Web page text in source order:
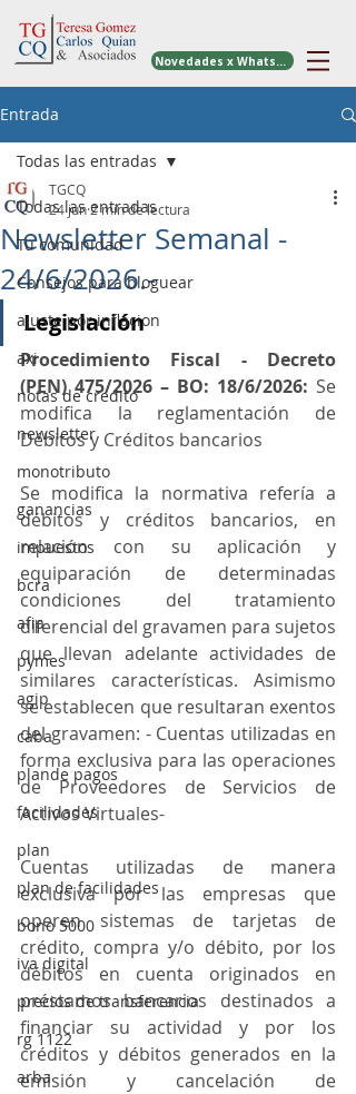
Novedades x WhatsApp
Entrada
Todas las entradas
Tu comunidad
Consejos para bloguear
ajuste por inflacion
axi
notas de credito
newsletter
monotributo
ganancias
impuestos
bcra
afip
pymes
agip
caba
plande pagos
facilidades
plan
plan de facilidades
bono 5000
iva digital
precios de transferencia
rg 1122
arba
Todas las entradas
Newsletter Semanal -
24/6/2026.-
TGCQ
24 jun2 min de lectura
Legislación
Procedimiento Fiscal - Decreto
(PEN) 475/2026 – BO: 18/6/2026: Se
modifica la reglamentación de
Débitos y Créditos bancarios
Se modifica la normativa refería a
débitos y créditos bancarios, en
relación con su aplicación y
equiparación de determinadas
condiciones del tratamiento
diferencial del gravamen para sujetos
que llevan adelante actividades de
similares características. Asimismo
se establecen que resultaran exentos
del gravamen: - Cuentas utilizadas en
forma exclusiva para las operaciones
de Proveedores de Servicios de
Activos Virtuales-
Cuentas utilizadas de manera
exclusiva por las empresas que
operen sistemas de tarjetas de
crédito, compra y/o débito, por los
débitos en cuenta originados en
préstamos bancarios destinados a
financiar su actividad y por los
créditos y débitos generados en la
emisión y cancelación de